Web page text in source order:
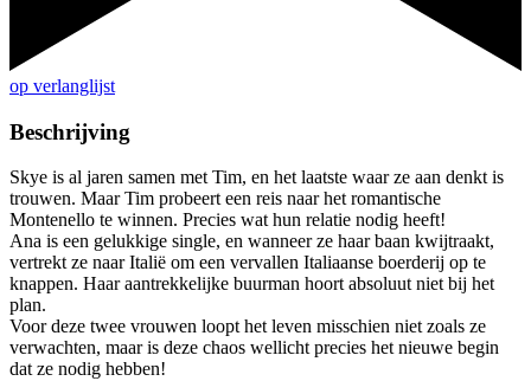
op verlanglijst
Beschrijving
Skye is al jaren samen met Tim, en het laatste waar ze aan denkt is
trouwen. Maar Tim probeert een reis naar het romantische
Montenello te winnen. Precies wat hun relatie nodig heeft!
Ana is een gelukkige single, en wanneer ze haar baan kwijtraakt,
vertrekt ze naar Italië om een vervallen Italiaanse boerderij op te
knappen. Haar aantrekkelijke buurman hoort absoluut niet bij het
plan.
Voor deze twee vrouwen loopt het leven misschien niet zoals ze
verwachten, maar is deze chaos wellicht precies het nieuwe begin
dat ze nodig hebben!